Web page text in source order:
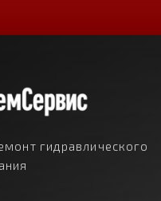
гидравлического